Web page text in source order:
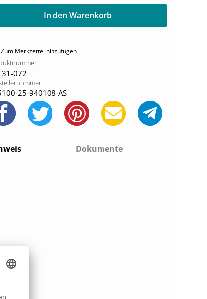
In den Warenkorb
Zum Merkzettel hinzufügen
072
25-940108-AS
Dokumente